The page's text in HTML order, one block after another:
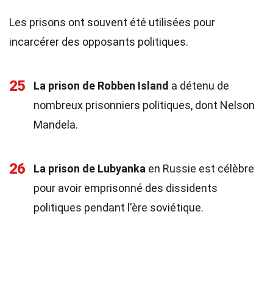
Les prisons ont souvent été utilisées pour
incarcérer des opposants politiques.
25 La prison de Robben Island a détenu de
nombreux prisonniers politiques, dont Nelson
Mandela.
26 La prison de Lubyanka en Russie est célèbre
pour avoir emprisonné des dissidents
politiques pendant l'ère soviétique.